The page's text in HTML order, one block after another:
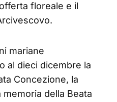
floreale e il
mariane
al dieci dicembre la
Concezione, la
memoria della Beata